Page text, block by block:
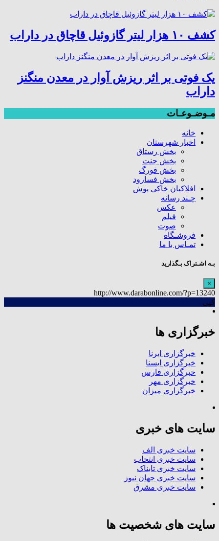
کشف ۱۰ هزار لیتر گازوئیل قاچاق در داراب
یک فوتی بر اثر ریزش آوار در معدن منگنز
داراب
مـوضـوعـات
خانه
اخبار شهرستان
بخش رستاق
بخش جنت
بخش فورگ
بخش فسارود
افلاکیان خاکی پوش
چـند رسانه
عکس
فیلم
صوت
فروشـگاه
تمـاس با ما
بـه اشـتراک بـگذارید
×
http://www.darabonline.com/?p=13240
کپی
خبرگزاری ها
خبرگزاری ایرنا
خبرگزاری ایسنا
خبرگزاری فارس
خبرگزاری مهر
خبرگزاری میزان
سایت های خبری
سایت خبری الف
سایت خبری انتخاب
سایت خبری تابناک
سایت خبری جهان نیوز
سایت خبری مشرق
سایت های شخصیت ها